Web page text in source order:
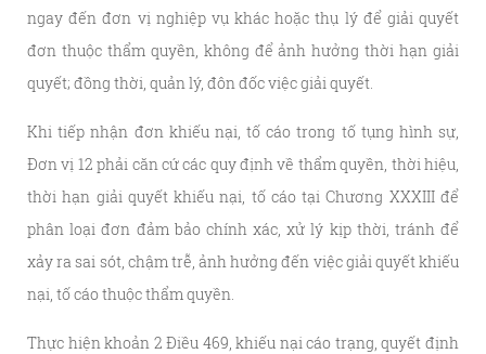
ngay đến đơn vị nghiệp vụ khác hoặc thụ lý để giải quyết
đơn thuộc thẩm quyền, không để ảnh hưởng thời hạn giải
quyết; đồng thời, quản lý, đôn đốc việc giải quyết.
Khi tiếp nhận đơn khiếu nại, tố cáo trong tố tụng hình sự,
Đơn vị 12 phải căn cứ các quy định về thẩm quyền, thời hiệu,
thời hạn giải quyết khiếu nại, tố cáo tại Chương XXXIII để
phân loại đơn đảm bảo chính xác, xử lý kịp thời, tránh để
xảy ra sai sót, chậm trễ, ảnh hưởng đến việc giải quyết khiếu
nại, tố cáo thuộc thẩm quyền.
Thực hiện khoản 2 Điều 469, khiếu nại cáo trạng, quyết định